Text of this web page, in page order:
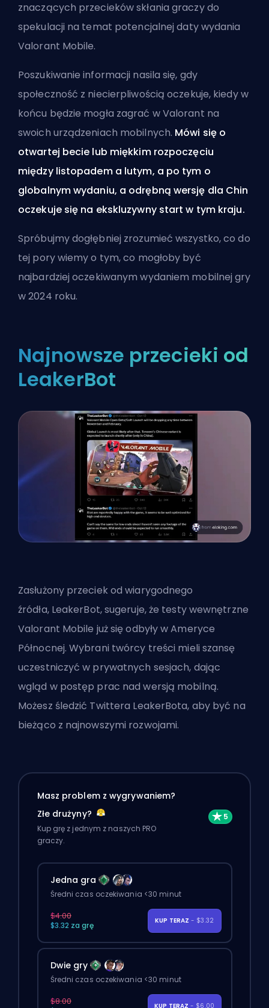
znaczących przecieków skłania graczy do
spekulacji na temat potencjalnej daty wydania
Valorant Mobile.
Poszukiwanie informacji nasila się, gdy
społeczność z niecierpliwością oczekuje, kiedy w
końcu będzie mogła zagrać w Valorant na
swoich urządzeniach mobilnych. Mówi się o
otwartej becie lub miękkim rozpoczęciu
między listopadem a lutym, a po tym o
globalnym wydaniu, a odrębną wersję dla Chin
oczekuje się na ekskluzywny start w tym kraju.
Spróbujmy dogłębniej zrozumieć wszystko, co do
tej pory wiemy o tym, co mogłoby być
najbardziej oczekiwanym wydaniem mobilnej gry
w 2024 roku.
Najnowsze przecieki od
LeakerBot
Zasłużony przeciek od wiarygodnego
źródła, LeakerBot, sugeruje, że testy wewnętrzne
Valorant Mobile już się odbyły w Ameryce
Północnej. Wybrani twórcy treści mieli szansę
uczestniczyć w prywatnych sesjach, dając
wgląd w postęp prac nad wersją mobilną.
Możesz śledzić Twittera LeakerBota, aby być na
bieżąco z najnowszymi rozwojami.
Masz problem z wygrywaniem?
Złe drużyny?
Kup grę z jednym z naszych PRO
graczy.
Jedna gra
Średni czas oczekiwania <30 minut
$4.00
$3.32 za grę
KUP TERAZ - $3.32
Dwie gry
Średni czas oczekiwania <30 minut
$8.00
KUP TERAZ - $6.00